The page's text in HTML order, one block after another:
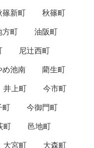
篠新町
秋篠町
方町
油阪町
尼辻西町
め池南
藺生町
井上町
今市町
町
今御門町
町
邑地町
大宮町
大森町